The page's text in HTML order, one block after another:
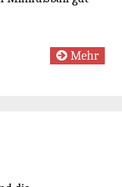
Mehr